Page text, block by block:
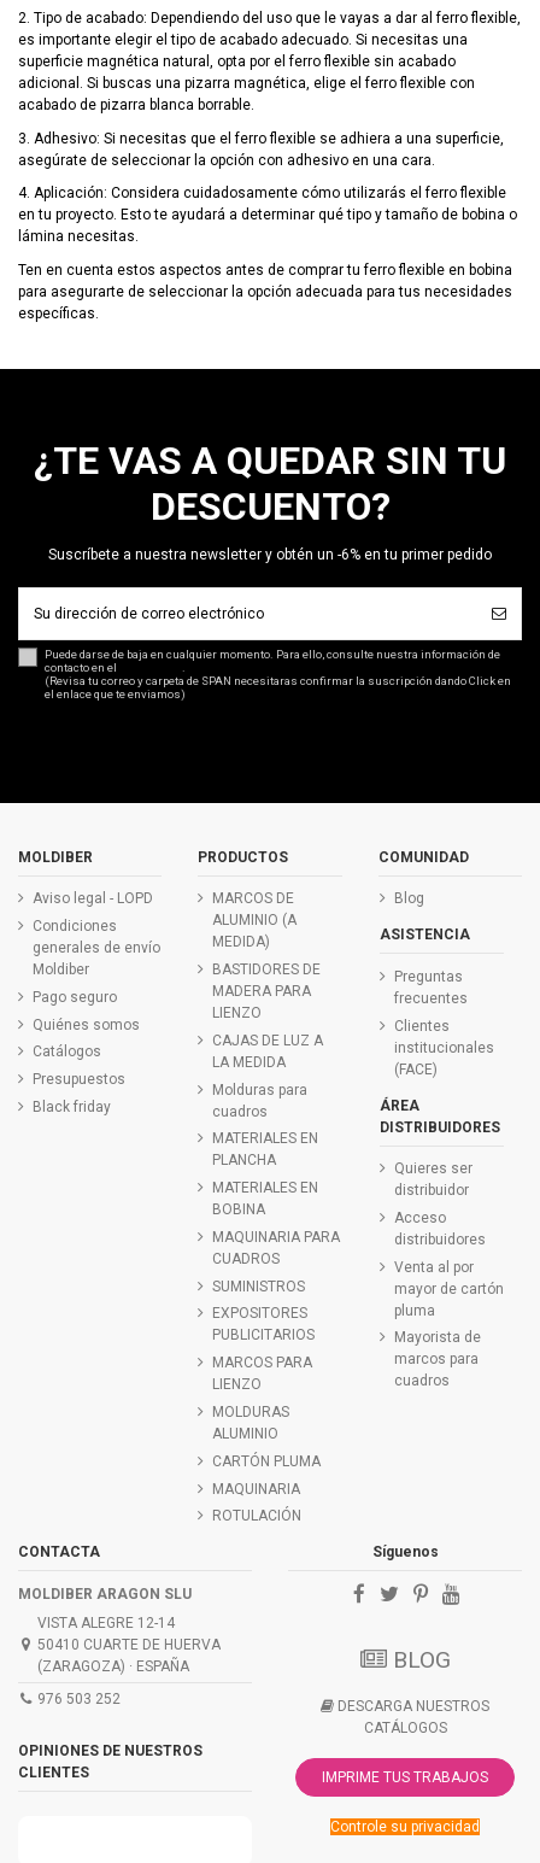
2. Tipo de acabado: Dependiendo del uso que le vayas a dar al ferro flexible,
es importante elegir el tipo de acabado adecuado. Si necesitas una
superficie magnética natural, opta por el ferro flexible sin acabado
adicional. Si buscas una pizarra magnética, elige el ferro flexible con
acabado de pizarra blanca borrable.
3. Adhesivo: Si necesitas que el ferro flexible se adhiera a una superficie,
asegúrate de seleccionar la opción con adhesivo en una cara.
4. Aplicación: Considera cuidadosamente cómo utilizarás el ferro flexible
en tu proyecto. Esto te ayudará a determinar qué tipo y tamaño de bobina o
lámina necesitas.
Ten en cuenta estos aspectos antes de comprar tu ferro flexible en bobina
para asegurarte de seleccionar la opción adecuada para tus necesidades
específicas.
¿TE VAS A QUEDAR SIN TU
DESCUENTO?
Suscríbete a nuestra newsletter y obtén un -6% en tu primer pedido
Puede darse de baja en cualquier momento. Para ello, consulte nuestra información de
contacto en el
.
(Revisa tu correo y carpeta de SPAN necesitaras confirmar la suscripción dando Click en
el enlace que te enviamos)
MOLDIBER
Aviso legal - LOPD
Condiciones
generales de envío
Moldiber
Pago seguro
Quiénes somos
Catálogos
Presupuestos
Black friday
PRODUCTOS
MARCOS DE
ALUMINIO (A
MEDIDA)
BASTIDORES DE
MADERA PARA
LIENZO
CAJAS DE LUZ A
LA MEDIDA
Molduras para
cuadros
MATERIALES EN
PLANCHA
MATERIALES EN
BOBINA
MAQUINARIA PARA
CUADROS
SUMINISTROS
EXPOSITORES
PUBLICITARIOS
MARCOS PARA
LIENZO
MOLDURAS
ALUMINIO
CARTÓN PLUMA
MAQUINARIA
ROTULACIÓN
COMUNIDAD
Blog
ASISTENCIA
Preguntas
frecuentes
Clientes
institucionales
(FACE)
ÁREA
DISTRIBUIDORES
Quieres ser
distribuidor
Acceso
distribuidores
Venta al por
mayor de cartón
pluma
Mayorista de
marcos para
cuadros
CONTACTA
MOLDIBER ARAGON SLU
VISTA ALEGRE 12-14
50410 CUARTE DE HUERVA
(ZARAGOZA) · ESPAÑA
976 503 252
OPINIONES DE NUESTROS
CLIENTES
Síguenos
BLOG
DESCARGA NUESTROS
CATÁLOGOS
IMPRIME TUS TRABAJOS
Controle su privacidad